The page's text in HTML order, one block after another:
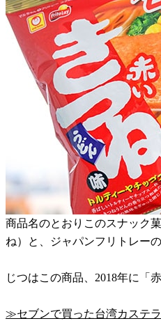
商品名のとおりこのスナック
ね）と、ジャパンフリトレー
じつはこの商品、2018年に「
≫セブンで買った台湾カステ